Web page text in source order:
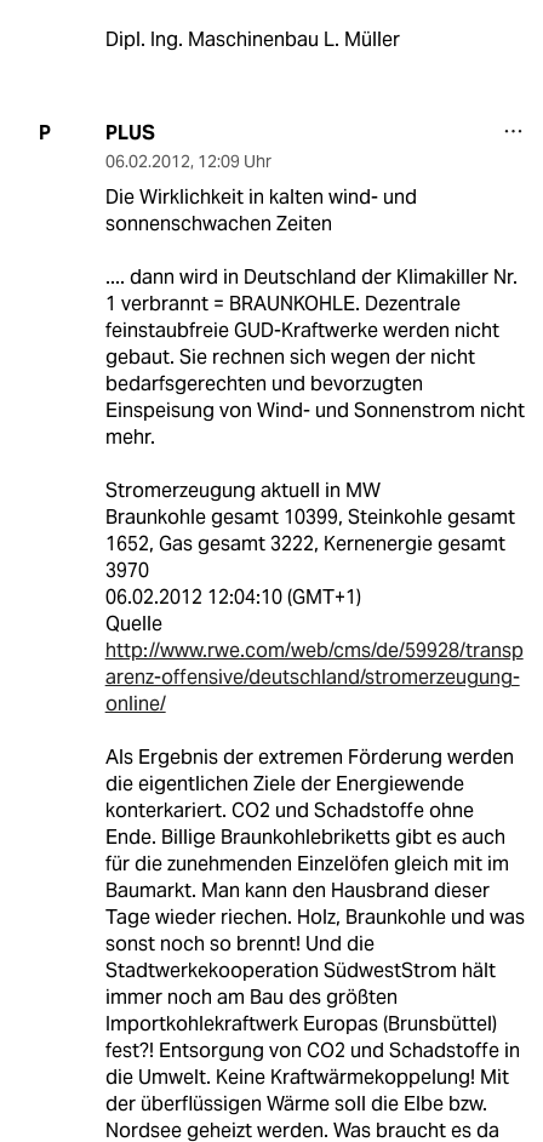
Dipl. Ing. Maschinenbau L. Müller
P PLUS
06.02.2012, 12:09 Uhr
Die Wirklichkeit in kalten wind- und
sonnenschwachen Zeiten
.... dann wird in Deutschland der Klimakiller Nr.
1 verbrannt = BRAUNKOHLE. Dezentrale
feinstaubfreie GUD-Kraftwerke werden nicht
gebaut. Sie rechnen sich wegen der nicht
bedarfsgerechten und bevorzugten
Einspeisung von Wind- und Sonnenstrom nicht
mehr.
Stromerzeugung aktuell in MW
Braunkohle gesamt 10399, Steinkohle gesamt
1652, Gas gesamt 3222, Kernenergie gesamt
3970
06.02.2012 12:04:10 (GMT+1)
Quelle
http://www.rwe.com/web/cms/de/59928/transp
arenz-offensive/deutschland/stromerzeugung-
online/
Als Ergebnis der extremen Förderung werden
die eigentlichen Ziele der Energiewende
konterkariert. CO2 und Schadstoffe ohne
Ende. Billige Braunkohlebriketts gibt es auch
für die zunehmenden Einzelöfen gleich mit im
Baumarkt. Man kann den Hausbrand dieser
Tage wieder riechen. Holz, Braunkohle und was
sonst noch so brennt! Und die
Stadtwerkekooperation SüdwestStrom hält
immer noch am Bau des größten
Importkohlekraftwerk Europas (Brunsbüttel)
fest?! Entsorgung von CO2 und Schadstoffe in
die Umwelt. Keine Kraftwärmekoppelung! Mit
der überflüssigen Wärme soll die Elbe bzw.
Nordsee geheizt werden. Was braucht es da